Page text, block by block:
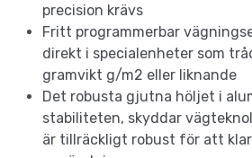
precision krävs
Fritt programmerbar
direkt i specialenheter som
gramvikt g/m2 eller liknande
Det robusta gjutna höljet i
stabiliteten, skyddar
är tillräckligt robust för att